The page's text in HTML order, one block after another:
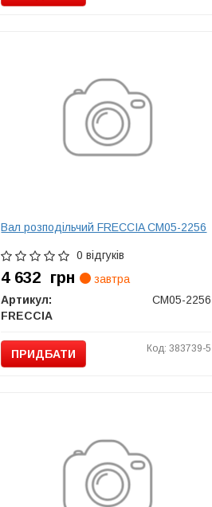
Вал розподільчий FRECCIA CM05-2256
0 відгуків
4 632 грн
завтра
Артикул:
CM05-2256
FRECCIA
ПРИДБАТИ Код: 383739-5